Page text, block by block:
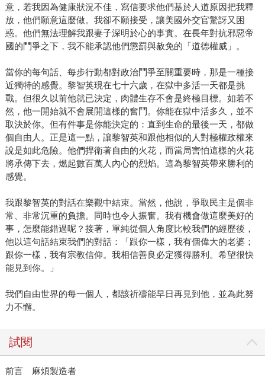
意，若我因為健康狀況不佳，寫信要求他們基於人道原因把我釋
放，他們願意這麼做。我卻不願接受，讓美國外交官驚訝又困
惑。他們無法理解我跟妻子深明於心的事實。在長年對抗邪惡帝
國的鬥爭之下，我不能承認他們懲罰與赦免的「道德權威」。
當你的每句話、每步行動都對政治鬥爭至關重要時，那是一種接
近獨特的感覺。黎智英現在七十六歲，在獄中多活一天都是挑
戰。但很久以前他就已決定，肉體生存不會是終極目標。如若不
然，他一開始就不會展開這樣的奮鬥。你能在獄中活多久，並不
取決於你。但有件事是你能決定的：直到生命的最後一天，都做
個自由人。正是這一點，讓黎智英和跟他相似的人對極權政權來
說是如此危險。他們捍衛著自由的火花，而當局害怕這樣的火花
將承傳下去，燃起數百萬人內心的烈焰。這為黎智英帶來勝利的
感覺。
我跟黎智英的對話在樂觀中結束。當然，他說，爭取民主是個非
常、非常沉重的負擔。同時也令人振奮。我有機會做這麼美好的
事，怎麼能錯過呢？接著，單純從個人角度比較我們的經歷後，
他以這句話結束我們的對話：「跟你一樣，我有個偉大的老婆；
跟你一樣，我有宗教信仰。我相信善良必定獲得勝利。希望很快
能見到你。」
我們自由世界的每一個人，都該祈禱能早日再見到他，並為此努
力不懈。
試閱
前言 麻煩製造者